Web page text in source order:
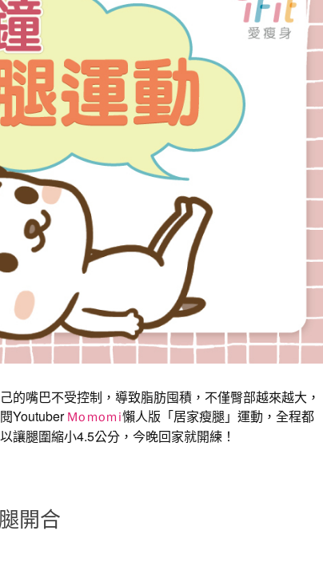
的嘴巴不受控制，導致脂肪囤積，不僅臀部越來越大，
Youtuber Momomi懶人版「居家瘦腿」運動，全程都
讓腿圍縮小4.5公分，今晚回家就開練！
開合